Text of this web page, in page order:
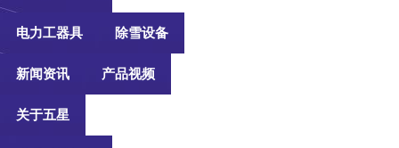
电力工器具 除雪设备
新闻资讯 产品视频
关于五星